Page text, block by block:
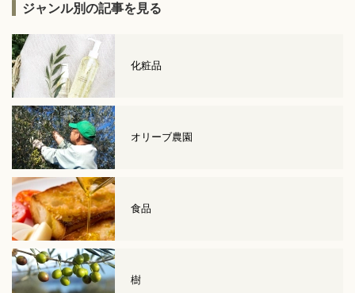
ジャンル別の記事を見る
化粧品
オリーブ農園
食品
樹